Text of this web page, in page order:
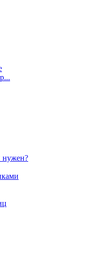
нужен?